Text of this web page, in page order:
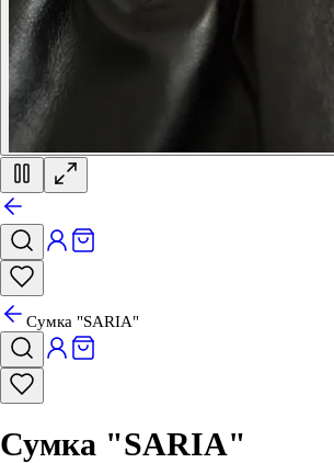
Сумка "SARIA"
Сумка "SARIA"